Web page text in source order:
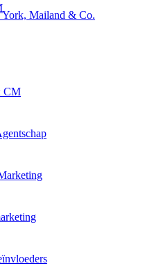
CM
York, Mailand & Co.